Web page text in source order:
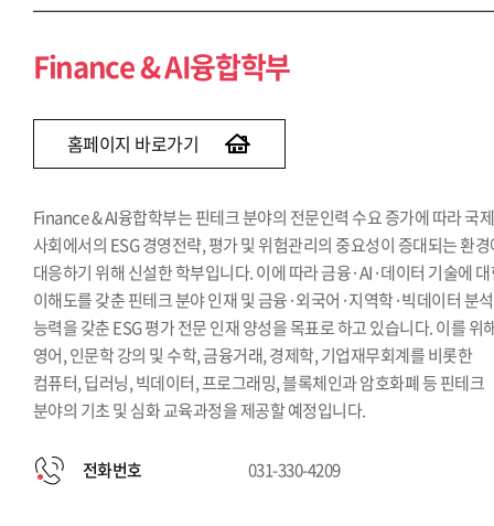
Finance & AI융합학부
홈페이지 바로가기
Finance & AI융합학부는 핀테크 분야의 전문인력 수요 증가에 따라 국제
사회에서의 ESG 경영전략, 평가 및 위험관리의 중요성이 증대되는 환
대응하기 위해 신설한 학부입니다. 이에 따라 금융·AI·데이터 기술에
이해도를 갖춘 핀테크 분야 인재 및 금융·외국어·지역학·빅데이터 분석
능력을 갖춘 ESG 평가 전문 인재 양성을 목표로 하고 있습니다. 이를 위
영어, 인문학 강의 및 수학, 금융거래, 경제학, 기업재무회계를 비롯한
컴퓨터, 딥러닝, 빅데이터, 프로그래밍, 블록체인과 암호화폐 등 핀테크
분야의 기초 및 심화 교육과정을 제공할 예정입니다.
전화번호 031-330-4209